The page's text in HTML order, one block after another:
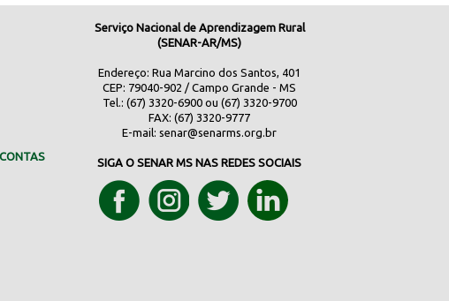
Serviço Nacional de Aprendizagem Rural
(SENAR-AR/MS)
Endereço: Rua Marcino dos Santos, 401
CEP: 79040-902 / Campo Grande - MS
Tel.: (67) 3320-6900 ou (67) 3320-9700
FAX: (67) 3320-9777
E-mail:senar@senarms.org.br
SIGA O SENAR MS NAS REDES SOCIAIS